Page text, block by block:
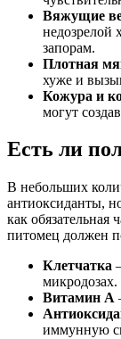
Вяжущие
недозрелой
запорам.
Плотная
хуже и
Кожура и
могут
Есть ли
В небольших
антиоксиданты,
как обязательная
питомец должен
Клетчатка
микродозах.
Витамин A
иммунную